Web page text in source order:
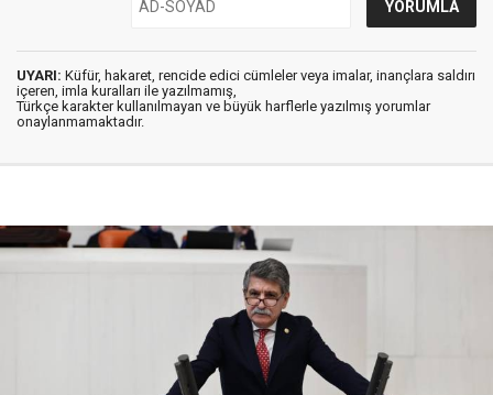
UYARI: Küfür, hakaret, rencide edici cümleler veya imalar, inançlara saldırı
içeren, imla kuralları ile yazılmamış,
Türkçe karakter kullanılmayan ve büyük harflerle yazılmış yorumlar
onaylanmamaktadır.